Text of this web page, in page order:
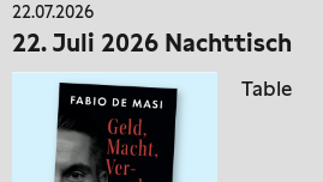
22.07.2026
22. Juli 2026 Nachttisch
Table